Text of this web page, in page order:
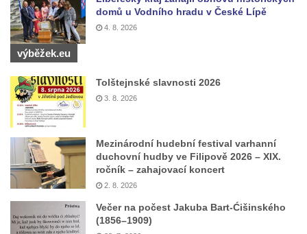
východně od Srbské Kamenice
Busta Jana Amose Komenského na domě
čp. 37 v Račicích
Československé armády v Teplicích
Socha Medvídě v Tierpark Chemnitz
Sochy Ptáci v Tierpark Chemnitz
Socha Skupina jeřábů v Tierpark Chemnitz
Socha Dívka s mušlí v ZOO Leipzig
domů u Vodního hradu v České Lípě
4. 8. 2026
výběžek.eu
Tolštejnské slavnosti 2026
3. 8. 2026
Mezinárodní hudební festival varhanní
duchovní hudby ve Filipově 2026 – XIX.
ročník – zahajovací koncert
2. 8. 2026
Večer na počest Jakuba Bart-Ćišinského
(1856–1909)